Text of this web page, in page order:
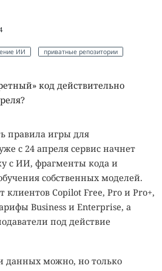
ИИ
приватные репозитории
код действительно
правила игры для
с 24 апреля сервис начнет
с ИИ, фрагменты кода и
собственных моделей.
клиентов Copilot Free, Pro и Pro+,
Business и Enterprise, а
под действие
данных можно, но только